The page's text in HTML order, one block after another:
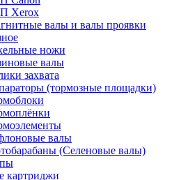
Xerox
валы и валы проявки
ножи
валы
захвата
(тормозные площадки)
валы
(Селеновые валы)
картриджи